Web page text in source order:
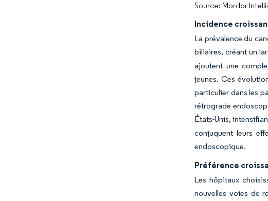
Source: Mordor
Incidence
La prévalence du
biliaires, créant un
ajoutent une
jeunes. Ces
particulier dans les
rétrograde
États-Unis,
conjuguent leurs
endoscopique.
Préférence
Les hôpitaux
nouvelles voies de